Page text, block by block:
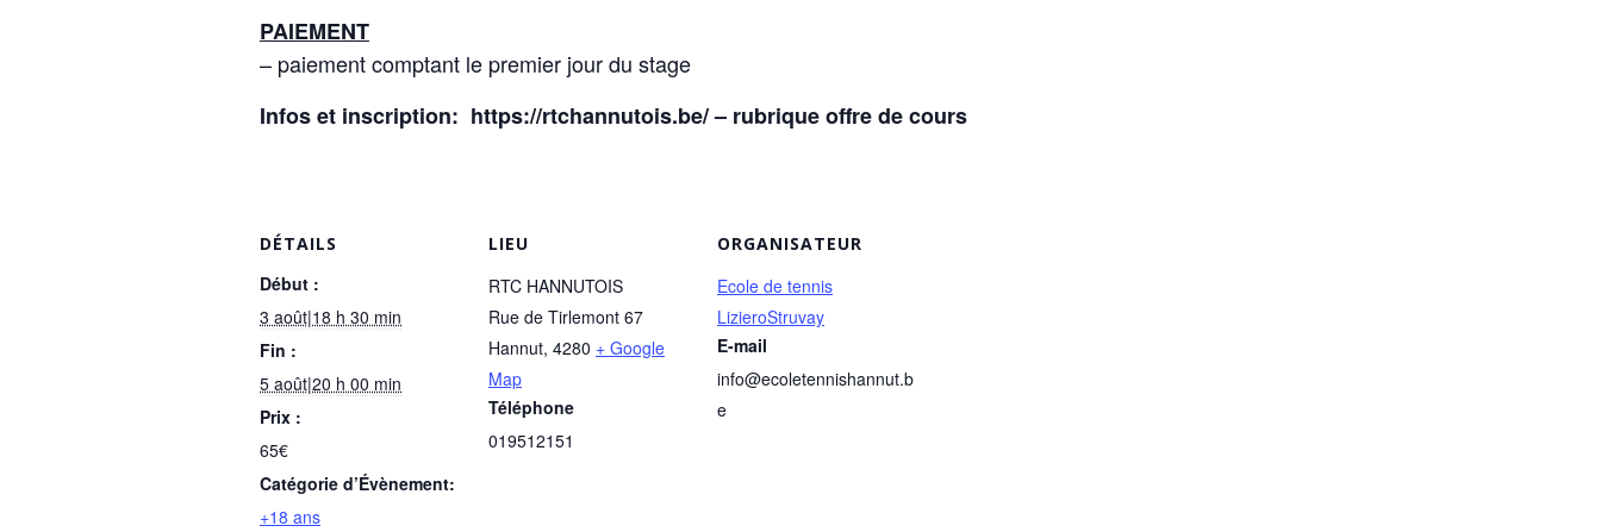
PAIEMENT
– paiement comptant le premier jour du stage
Infos et inscription: https://rtchannutois.be/ – rubrique offre de cours
DÉTAILS
Début :
3 août|18 h 30 min
Fin :
5 août|20 h 00 min
Prix :
65€
Catégorie d’Évènement:
+18 ans
LIEU
RTC HANNUTOIS
Rue de Tirlemont 67
Hannut, 4280 + Google
Map
Téléphone
019512151
ORGANISATEUR
Ecole de tennis
LizieroStruvay
E-mail
info@ecoletennishannut.b
e